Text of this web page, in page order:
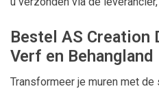
Bestel AS Creation
Verf en Behangland
Transformeer je muren met